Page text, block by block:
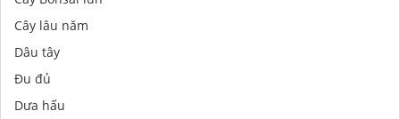
Cây lâu năm
Dâu tây
Đu đủ
Dưa hấu